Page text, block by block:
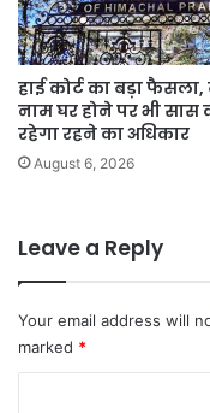
हाई कोर्ट का बड़ा
नाम घर होने पर भी सास
रहेगा रहने का अधिकार
August 6, 2026
Leave a Reply
Your email address will
marked *